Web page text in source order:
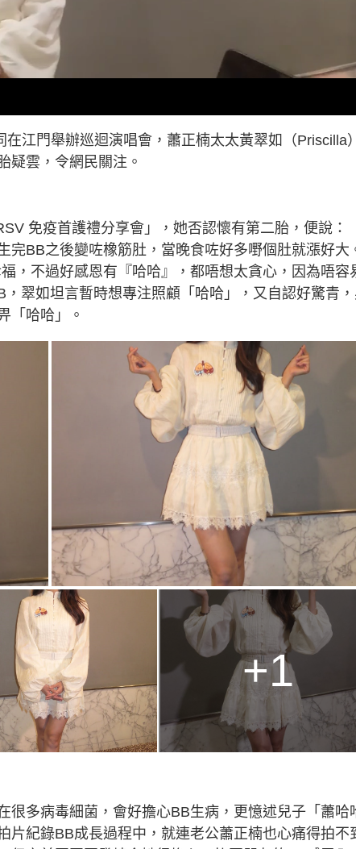
江門舉辦巡迴演唱會，蕭正楠太太黃翠如（Priscilla
疑雲，令網民關注。
免疫首護禮分享會」，她否認懷有第二胎，便說：
完BB之後變咗橡筋肚，當晚食咗好多嘢個肚就漲好大
，不過好感恩有『哈哈』，都唔想太貪心，因為唔容
翠如坦言暫時想專注照顧「哈哈」，又自認好驚青
「哈哈」。
+1
多病毒細菌，會好擔心BB生病，更憶述兒子「蕭哈
片紀錄BB成長過程中，就連老公蕭正楠也心痛得拍不